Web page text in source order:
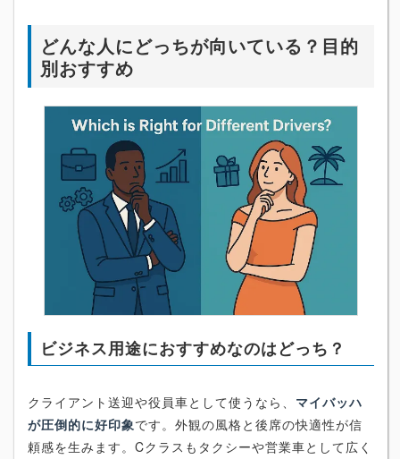
どんな人にどっちが向いている？目的
別おすすめ
ビジネス用途におすすめなのはどっち？
クライアント送迎や役員車として使うなら、 マイバッハ
が圧倒的に好印象です。外観の風格と後席の快適性が信
頼感を生みます。Cクラスもタクシーや営業車として広く